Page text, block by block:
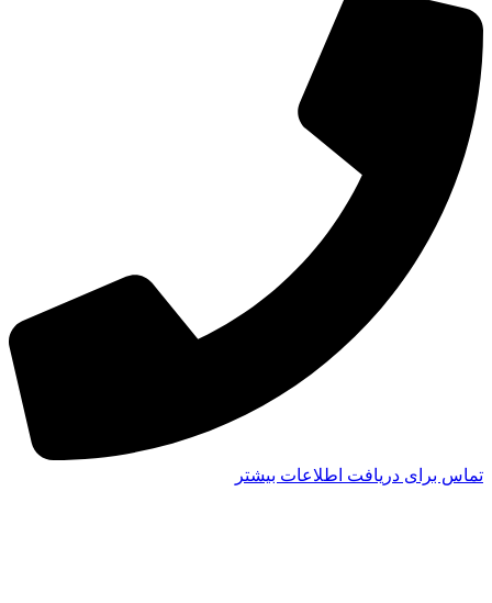
تماس برای دریافت اطلاعات بیشتر